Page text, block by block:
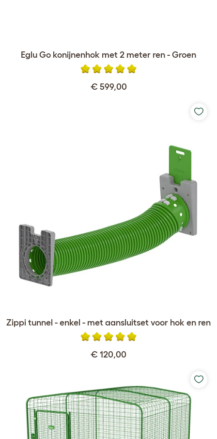
Eglu Go konijnenhok met 2 meter ren - Groen
€ 599,00
Zippi tunnel - enkel - met aansluitset voor hok en ren
€ 120,00